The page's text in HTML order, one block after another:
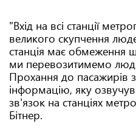
"Вхід на всі станції
великого скупчення
станція має обмеження
ми перевозитимемо
Прохання до пасажирів
інформацію, яку
зв'язок на станціях
Бітнер.